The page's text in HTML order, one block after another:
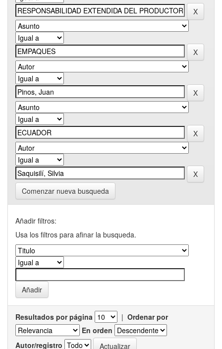
Comenzar nueva busqueda
Añadir filtros:
Usa los filtros para afinar la busqueda.
Resultados por página | Ordenar por
En orden
Autor/registro